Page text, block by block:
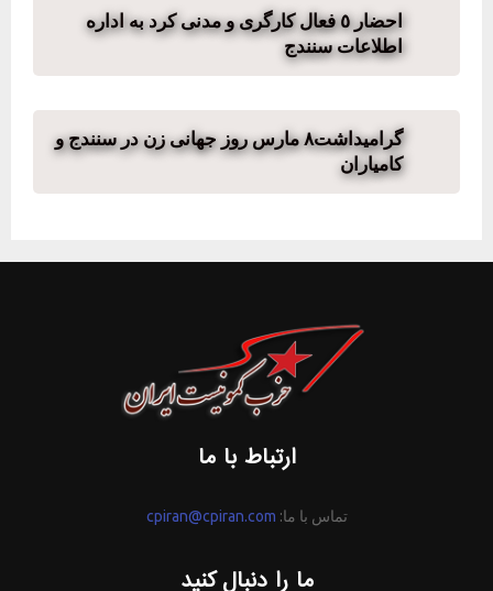
احضار ٥ فعال کارگری و مدنی کرد به اداره
اطلاعات سنندج
گرامیداشت۸ مارس روز جهانی زن در سنندج و
کامیاران
ارتباط با ما
تماس با ما: cpiran@cpiran.com
ما را دنبال کنید